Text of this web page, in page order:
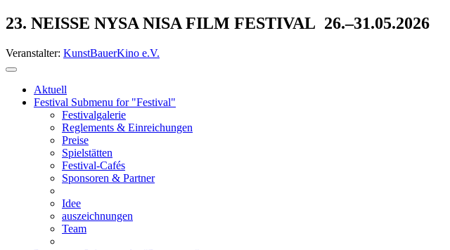
23. NEISSE NYSA NISA FILM FESTIVAL 26.–31.05.2026
Veranstalter: KunstBauerKino e.V.
Aktuell
Festival Submenu for "Festival"
Festivalgalerie
Reglements & Einreichungen
Preise
Spielstätten
Festival-Cafés
Sponsoren & Partner
Idee
auszeichnungen
Team